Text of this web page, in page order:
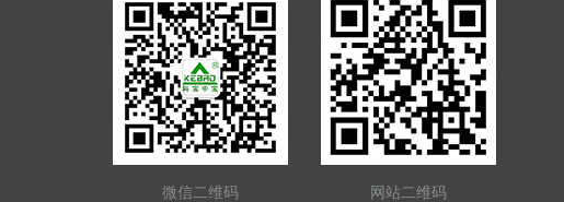
微信二维码 网站二维码